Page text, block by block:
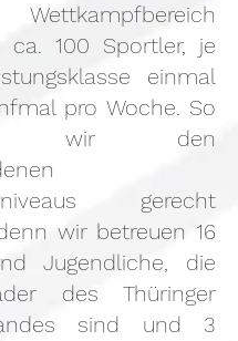
ca. 100 Sportler, je
einmal
pro Woche. So
wir den
gerecht
wir betreuen 16
Jugendliche, die
des Thüringer
sind und 3